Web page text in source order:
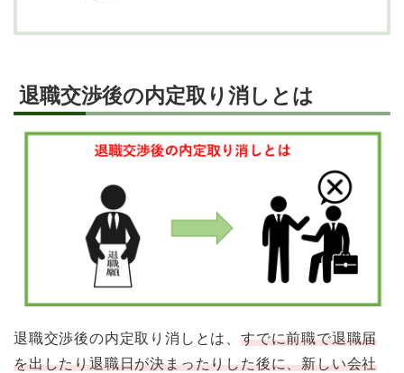
退職交渉後の内定取り消しとは
退職交渉後の内定取り消しとは、 すでに前職で退職届
を出したり退職日が決まったりした後に、新しい会社